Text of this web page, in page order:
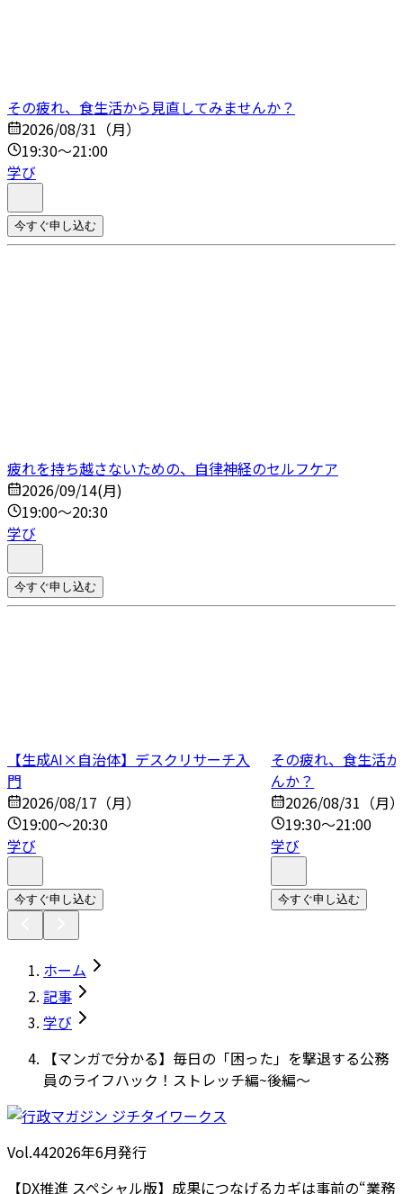
その疲れ、食生活から見直してみませんか？
2026/08/31（月）
19:30～21:00
学び
今すぐ申し込む
疲れを持ち越さないための、自律神経のセルフケア
2026/09/14(月)
19:00～20:30
学び
今すぐ申し込む
【生成AI×自治体】デスクリサーチ入
門
2026/08/17（月）
19:00～20:30
学び
今すぐ申し込む
その疲れ、食生活
んか？
2026/08/31（月
19:30～21:00
学び
今すぐ申し込む
ホーム
記事
学び
【マンガで分かる】毎日の「困った」を撃退する公務
員のライフハック！ストレッチ編~後編～
Vol.442026年6月発行
【DX推進 スペシャル版】成果につなげるカギは事前の“業務